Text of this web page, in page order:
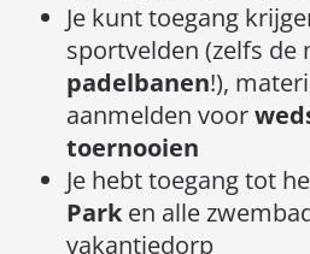
Je kunt toegang
sportvelden (zelfs de
padelbanen!),
aanmelden voor
toernooien
Je hebt toegang tot
Park en alle
vakantiedorp